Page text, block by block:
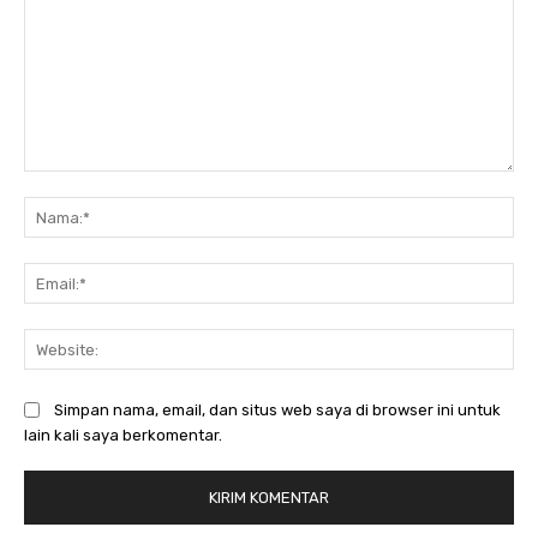
Simpan nama, email, dan situs web saya di browser ini untuk
lain kali saya berkomentar.